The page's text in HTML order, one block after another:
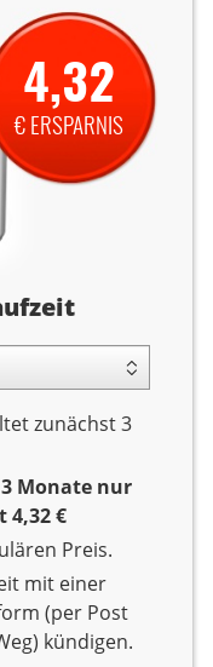
zunächst 3
Monate nur
4,32 €
Preis.
mit einer
(per Post
kündigen.
4,32
€ ERSPARNIS